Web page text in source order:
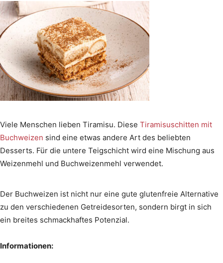
Viele Menschen lieben Tiramisu. Diese Tiramisuschitten mit
Buchweizen sind eine etwas andere Art des beliebten
Desserts. Für die untere Teigschicht wird eine Mischung aus
Weizenmehl und Buchweizenmehl verwendet.
Der Buchweizen ist nicht nur eine gute glutenfreie Alternative
zu den verschiedenen Getreidesorten, sondern birgt in sich
ein breites schmackhaftes Potenzial.
Informationen: